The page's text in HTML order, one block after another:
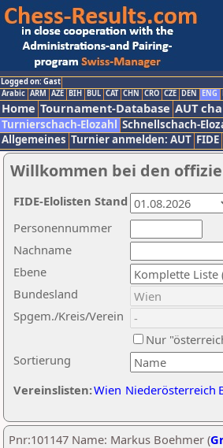
Logged on: Gast
Arabic ARM AZE BIH BUL CAT CHN CRO CZE DEN ENG
Home Tournament-Database AUT
Turnierschach-Elozahl Schnellschach-
Allgemeines Turnier anmelden: AUT FIDE
Willkommen bei den
Nachname
Ebene
Sortierung
Personennummer
Bundesland
Spgem./Kreis/Verein
Nur
Vereinslisten:Wien Niederösterreich
FIDE-Elolisten Stand
Pnr:101147 Name: Markus Boehmer (